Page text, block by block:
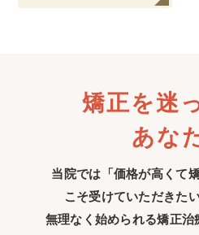
矯正を迷
あな
当院では「価格が高くて
こそ受けていただきたい
無理なく始められる矯正治